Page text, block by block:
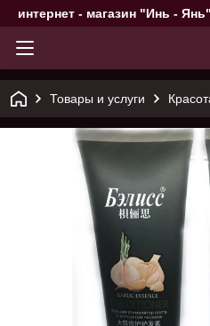
интернет - магазин "Инь - Янь"
Товары и услуги